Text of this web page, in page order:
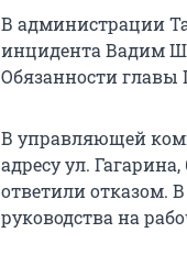
В администрации
инцидента Вадим
Обязанности главы
В управляющей
адресу ул.
ответили отказом.
руководства на